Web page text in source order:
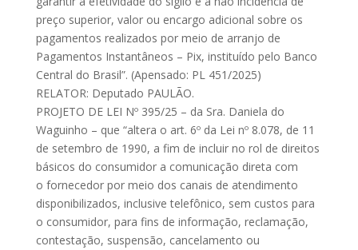
preço superior, valor ou encargo adicional sobre os
pagamentos realizados por meio de arranjo de
Pagamentos Instantâneos – Pix, instituído pelo Banco
Central do Brasil”. (Apensado: PL 451/2025)
RELATOR: Deputado PAULÃO.
PROJETO DE LEI Nº 395/25 – da Sra. Daniela do
Waguinho – que “altera o art. 6º da Lei nº 8.078, de 11
de setembro de 1990, a fim de incluir no rol de direitos
básicos do consumidor a comunicação direta com
o fornecedor por meio dos canais de atendimento
disponibilizados, inclusive telefônico, sem custos para
o consumidor, para fins de informação, reclamação,
contestação, suspensão, cancelamento ou